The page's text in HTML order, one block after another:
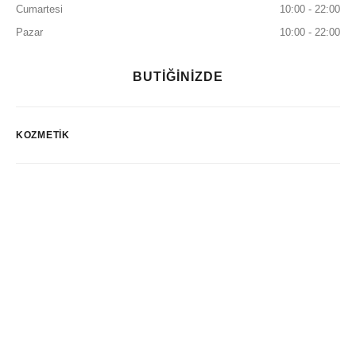
Cumartesi
10:00 - 22:00
Pazar
10:00 - 22:00
BUTİĞİNİZDE
KOZMETIK